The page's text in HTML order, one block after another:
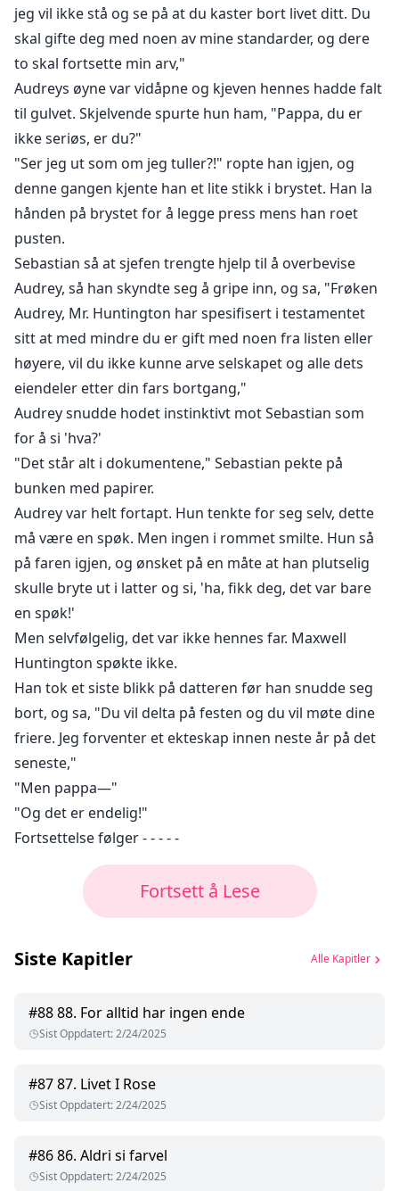
jeg vil ikke stå og se på at du kaster bort livet ditt. Du
skal gifte deg med noen av mine standarder, og dere
to skal fortsette min arv,"
Audreys øyne var vidåpne og kjeven hennes hadde falt
til gulvet. Skjelvende spurte hun ham, "Pappa, du er
ikke seriøs, er du?"
"Ser jeg ut som om jeg tuller?!" ropte han igjen, og
denne gangen kjente han et lite stikk i brystet. Han la
hånden på brystet for å legge press mens han roet
pusten.
Sebastian så at sjefen trengte hjelp til å overbevise
Audrey, så han skyndte seg å gripe inn, og sa, "Frøken
Audrey, Mr. Huntington har spesifisert i testamentet
sitt at med mindre du er gift med noen fra listen eller
høyere, vil du ikke kunne arve selskapet og alle dets
eiendeler etter din fars bortgang,"
Audrey snudde hodet instinktivt mot Sebastian som
for å si 'hva?'
"Det står alt i dokumentene," Sebastian pekte på
bunken med papirer.
Audrey var helt fortapt. Hun tenkte for seg selv, dette
må være en spøk. Men ingen i rommet smilte. Hun så
på faren igjen, og ønsket på en måte at han plutselig
skulle bryte ut i latter og si, 'ha, fikk deg, det var bare
en spøk!'
Men selvfølgelig, det var ikke hennes far. Maxwell
Huntington spøkte ikke.
Han tok et siste blikk på datteren før han snudde seg
bort, og sa, "Du vil delta på festen og du vil møte dine
friere. Jeg forventer et ekteskap innen neste år på det
seneste,"
"Men pappa—"
"Og det er endelig!"
Fortsettelse følger - - - - -
Fortsett å Lese
Siste Kapitler Alle Kapitler
#8888. For alltid har ingen ende
Sist Oppdatert:2/24/2025
#8787. Livet I Rose
Sist Oppdatert:2/24/2025
#8686. Aldri si farvel
Sist Oppdatert:2/24/2025